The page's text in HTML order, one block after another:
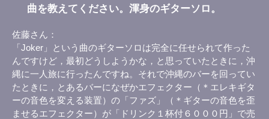
曲を教えてください。渾身のギターソロ。
佐藤さん
「Joker」という曲のギターソロは完全に任せられて作った
んですけど，最初どうしようかな，と思っていたときに，沖
縄に一人旅に行ったんですね。それで沖縄のバーを回ってい
たときに，とあるバーになぜかエフェクター（＊エレキギタ
ーの音色を変える装置）の「ファズ」（＊ギターの音色を歪
ませるエフェクター）が「ドリンク１杯付６０００円」で売